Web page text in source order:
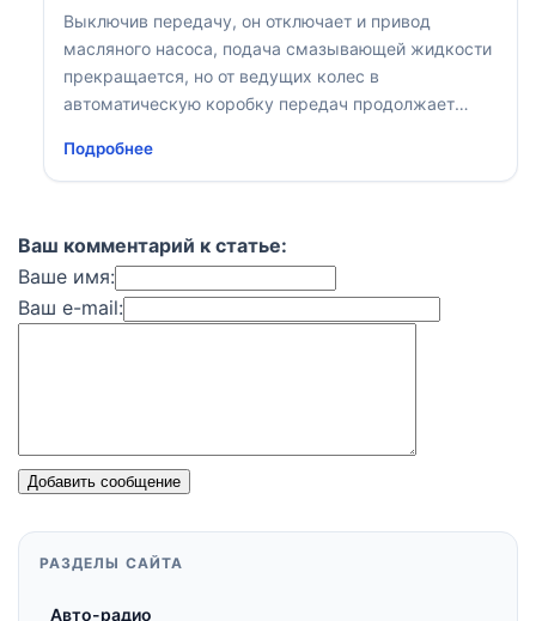
Выключив передачу, он отключает и привод
масляного насоса, подача смазывающей жидкости
прекращается, но от ведущих колес в
автоматическую коробку передач продолжает
Подробнее
Ваш комментарий к статье:
Ваше имя:
Ваш e-mail:
Добавить сообщение
РАЗДЕЛЫ САЙТА
Авто-радио